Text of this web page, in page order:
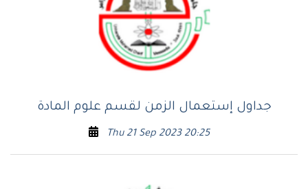
جداول إستعمال الزمن لقسم علوم المادة
Thu 21 Sep 2023 20:25